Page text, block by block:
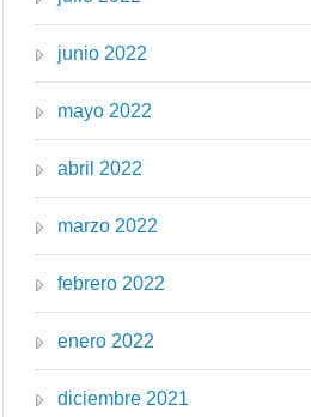
junio 2022
mayo 2022
abril 2022
marzo 2022
febrero 2022
enero 2022
diciembre 2021